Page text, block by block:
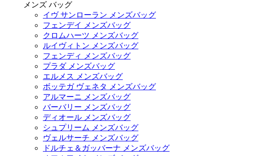
メンズ バッグ
イヴ サンローラン メンズバッグ
フェンデイ メンズバッグ
クロムハーツ メンズバッグ
ルイヴィトン メンズバッグ
フェンディ メンズバッグ
プラダ メンズバッグ
エルメス メンズバッグ
ボッテガ ヴェネタ メンズバッグ
アルマーニ メンズバッグ
バーバリー メンズバッグ
ディオール メンズバッグ
シュプリーム メンズバッグ
ヴェルサーチ メンズバッグ
ドルチェ＆ガッバーナ メンズバッグ